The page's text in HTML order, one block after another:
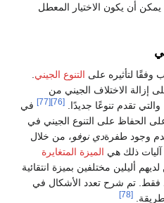
أن يكون الاختيار المعطل
وفقًا لتأثيره على التنوع الجيني.
إزالة الاختلاف الجيني من
والتي تقدم تنوعًا جديدًا. [76]
[77]
في
الحفاظ على التنوع الجيني في
وجود طفرةدي نوفو، من خلال
ذلك هي الميزة المتغايرة
أليلين مختلفين بميزة انتقائية
فقط. تم شرح تعدد الأشكال في
[78]